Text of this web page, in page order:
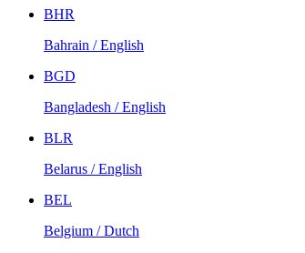
BHR
Bahrain / English
BGD
Bangladesh / English
BLR
Belarus / English
BEL
Belgium / Dutch